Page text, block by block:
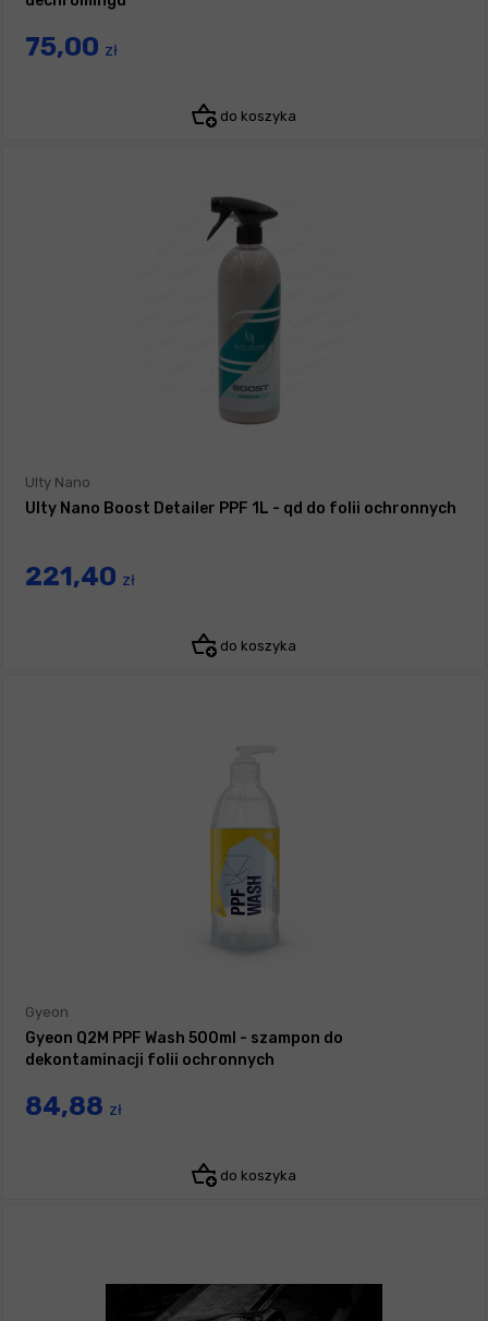
75,00 zł
do koszyka
Ulty Nano
Ulty Nano Boost Detailer PPF 1L - qd do folii ochronnych
221,40 zł
do koszyka
Gyeon
Gyeon Q2M PPF Wash 500ml - szampon do
dekontaminacji folii ochronnych
84,88 zł
do koszyka